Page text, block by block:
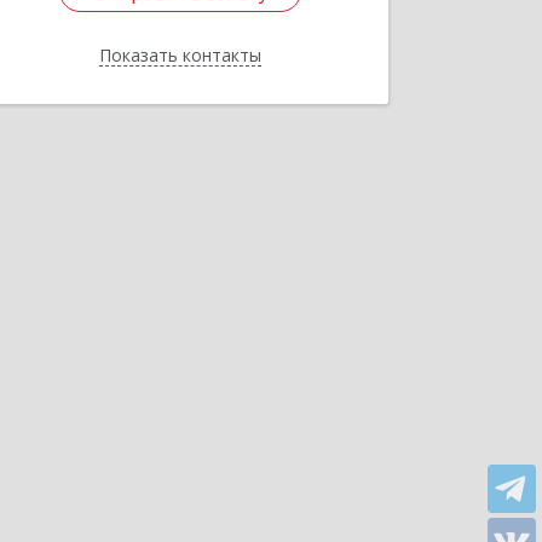
Показать контакты
Назад